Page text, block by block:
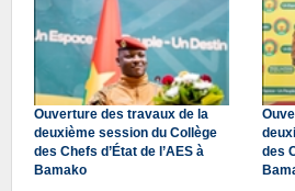
Ouverture des travaux de la
deuxième session du Collège
des Chefs d’État de l’AES à
Bamako
des